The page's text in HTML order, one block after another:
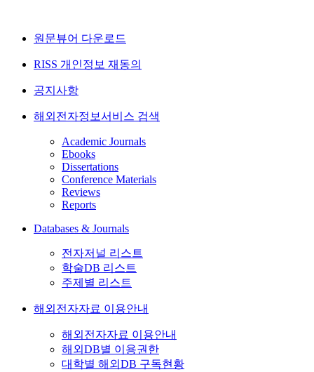
원문뷰어 다운로드
RISS 개인정보 재동의
공지사항
해외전자정보서비스 검색
Academic Journals
Ebooks
Dissertations
Conference Materials
Reviews
Reports
Databases & Journals
전자저널 리스트
학술DB 리스트
주제별 리스트
해외전자자료 이용안내
해외전자자료 이용안내
해외DB별 이용권한
대학별 해외DB 구독현황